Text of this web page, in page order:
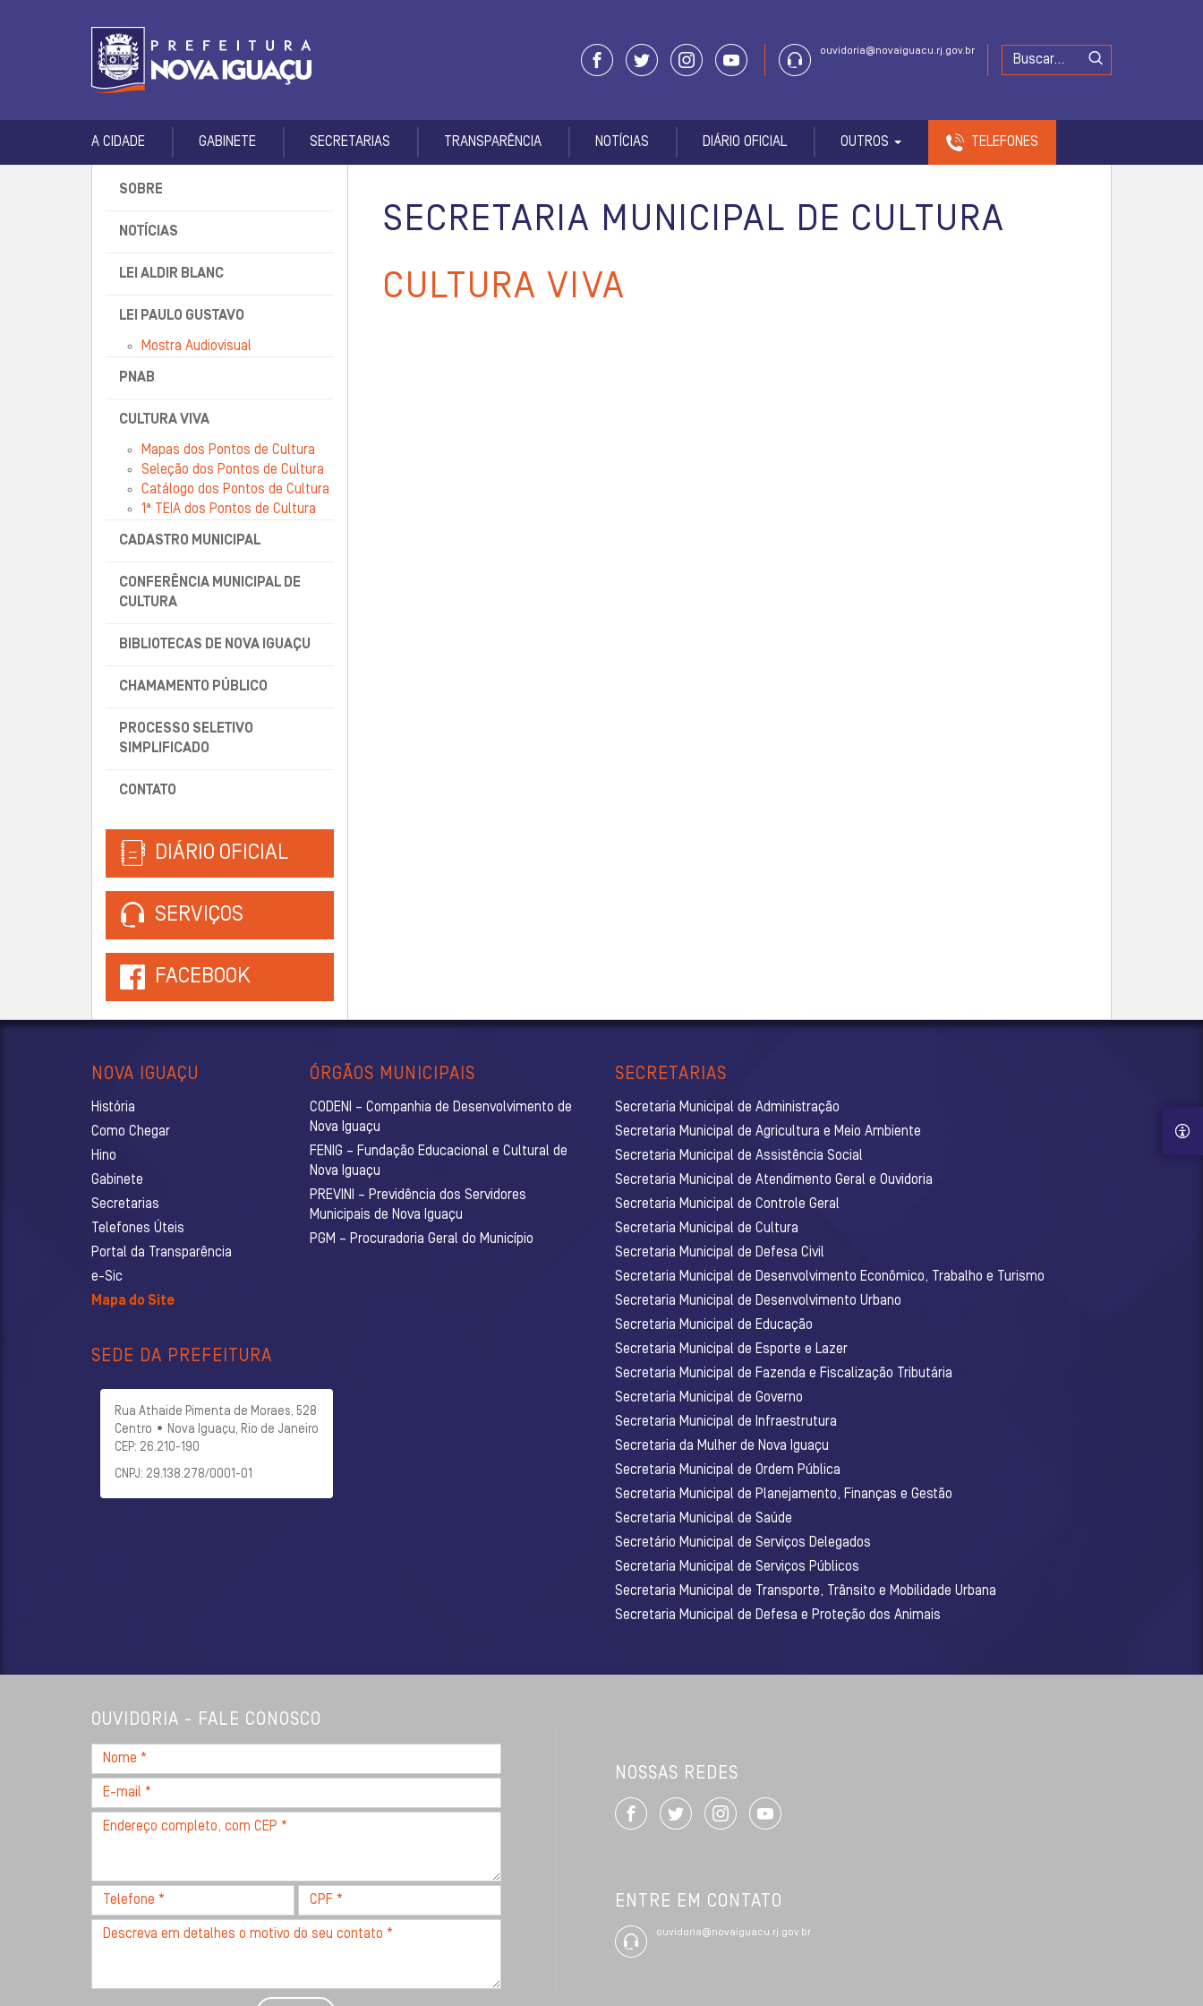
ouvidoria@novaiguacu.rj.gov.br
A CIDADE GABINETE SECRETARIAS TRANSPARÊNCIA NOTÍCIAS DIÁRIO OFICIAL OUTROS TELEFONES
SOBRE
NOTÍCIAS
LEI ALDIR BLANC
LEI PAULO GUSTAVO
Mostra Audiovisual
PNAB
CULTURA VIVA
Mapas dos Pontos de Cultura
Seleção dos Pontos de Cultura
Catálogo dos Pontos de Cultura
1ª TEIA dos Pontos de Cultura
CADASTRO MUNICIPAL
CONFERÊNCIA MUNICIPAL DE
CULTURA
BIBLIOTECAS DE NOVA IGUAÇU
CHAMAMENTO PÚBLICO
PROCESSO SELETIVO
SIMPLIFICADO
CONTATO
DIÁRIO OFICIAL
SERVIÇOS
FACEBOOK
SECRETARIA MUNICIPAL DE CULTURA
CULTURA VIVA
NOVA IGUAÇU
História
Como Chegar
Hino
Gabinete
Secretarias
Telefones Úteis
Portal da Transparência
e-Sic
Mapa do Site
ÓRGÃOS MUNICIPAIS
CODENI – Companhia de Desenvolvimento de
Nova Iguaçu
FENIG – Fundação Educacional e Cultural de
Nova Iguaçu
PREVINI – Previdência dos Servidores
Municipais de Nova Iguaçu
PGM – Procuradoria Geral do Município
SEDE DA PREFEITURA
Rua Athaide Pimenta de Moraes, 528
Centro • Nova Iguaçu, Rio de Janeiro
CEP: 26.210-190
CNPJ: 29.138.278/0001-01
SECRETARIAS
Secretaria Municipal de Administração
Secretaria Municipal de Agricultura e Meio Ambiente
Secretaria Municipal de Assistência Social
Secretaria Municipal de Atendimento Geral e Ouvidoria
Secretaria Municipal de Controle Geral
Secretaria Municipal de Cultura
Secretaria Municipal de Defesa Civil
Secretaria Municipal de Desenvolvimento Econômico, Trabalho e Turismo
Secretaria Municipal de Desenvolvimento Urbano
Secretaria Municipal de Educação
Secretaria Municipal de Esporte e Lazer
Secretaria Municipal de Fazenda e Fiscalização Tributária
Secretaria Municipal de Governo
Secretaria Municipal de Infraestrutura
Secretaria da Mulher de Nova Iguaçu
Secretaria Municipal de Ordem Pública
Secretaria Municipal de Planejamento, Finanças e Gestão
Secretaria Municipal de Saúde
Secretário Municipal de Serviços Delegados
Secretaria Municipal de Serviços Públicos
Secretaria Municipal de Transporte, Trânsito e Mobilidade Urbana
Secretaria Municipal de Defesa e Proteção dos Animais
OUVIDORIA - FALE CONOSCO
Nome
*
E-
mail
Endereço
CEP
Telefone
*
CPF
*
Descreva
com
NOSSAS REDES
ENTRE EM CONTATO
ouvidoria@novaiguacu.rj.gov.br